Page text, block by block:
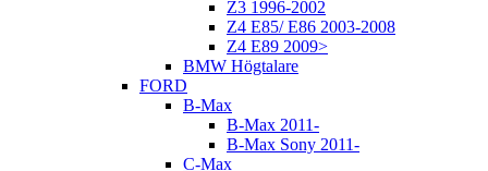
Z3 1996-2002
Z4 E85/ E86 2003-2008
Z4 E89 2009>
BMW Högtalare
FORD
B-Max
B-Max 2011-
B-Max Sony 2011-
C-Max